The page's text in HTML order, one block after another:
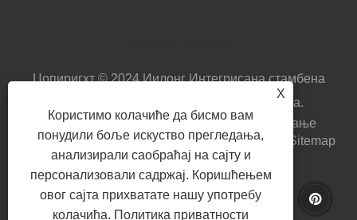
Цопиригхт © 2024 Иилонг ​​Интегрисана стамбена
технологија Цо, Лтд. Сва права задржана.
Кућа О нама Производи Вести Преузимање
Пошаљи упит Контактирајте нас Линкови
Sitemap
RSS
XML Privacy Policy
X
Користимо колачиће да бисмо вам
понудили боље искуство прегледања,
анализирали саобраћај на сајту и
персонализовали садржај. Коришћењем
овог сајта прихватате нашу употребу
колачића. Политика приватности